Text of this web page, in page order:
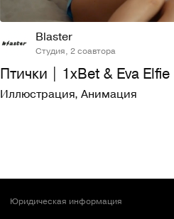
Blaster
Студия, 2 соавтора
Птички | 1xBet & Eva Elfie
Иллюстрация,Анимация
Юридическая информация